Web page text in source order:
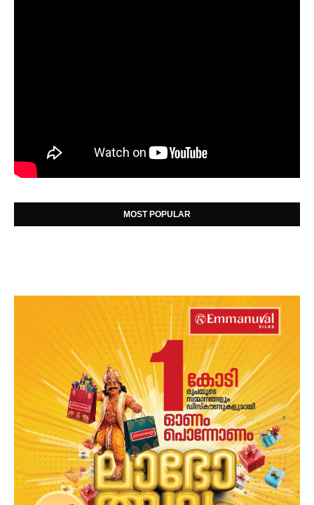
MOST POPULAR